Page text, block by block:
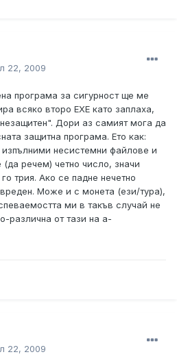
22, 2009
програма за сигурност ще ме
всяко второ EXE като заплаха,
Дори аз самият мога да
защитна програма. Ето как:
несистемни файлове и
речем) четно число, значи
трия. Ако се падне нечетно
Може и с монета (ези/тура),
ми в такъв случай не
различна от тази на a-
22, 2009